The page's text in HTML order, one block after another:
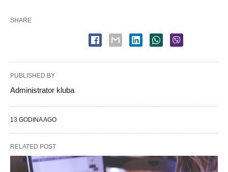
SHARE
PUBLISHED BY
Administrator kluba
13 GODINA AGO
RELATED POST